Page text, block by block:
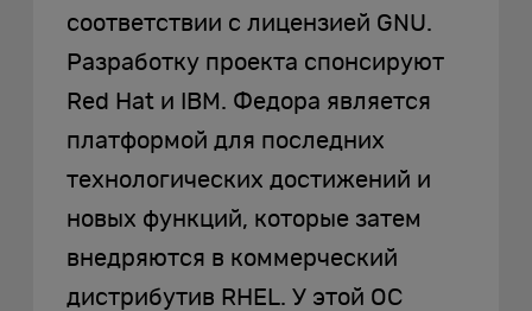
соответствии с лицензией GNU.
Разработку проекта спонсируют
Red Hat и IBM. Федора является
платформой для последних
технологических достижений и
новых функций, которые затем
внедряются в коммерческий
дистрибутив RHEL. У этой ОС